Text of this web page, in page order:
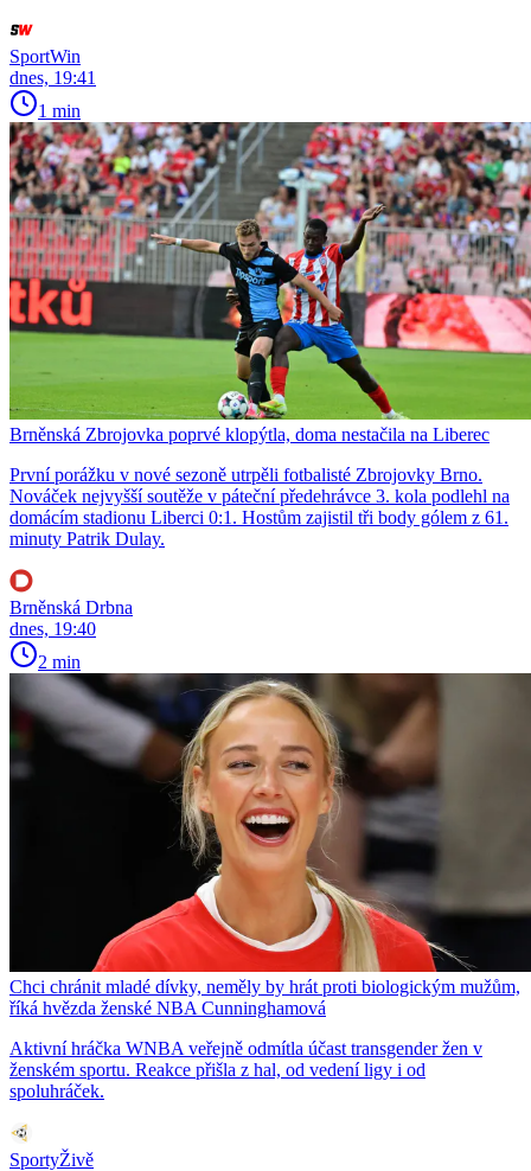
SportWin
dnes, 19:41
1 min
Brněnská Zbrojovka poprvé klopýtla, doma nestačila na Liberec
První porážku v nové sezoně utrpěli fotbalisté Zbrojovky Brno.
Nováček nejvyšší soutěže v páteční předehrávce 3. kola podlehl na
domácím stadionu Liberci 0:1. Hostům zajistil tři body gólem z 61.
minuty Patrik Dulay.
Brněnská Drbna
dnes, 19:40
2 min
Chci chránit mladé dívky, neměly by hrát proti biologickým mužům,
říká hvězda ženské NBA Cunninghamová
Aktivní hráčka WNBA veřejně odmítla účast transgender žen v
ženském sportu. Reakce přišla z hal, od vedení ligy i od
spoluhráček.
SportyŽivě